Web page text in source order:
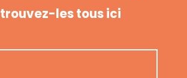
les tous ici